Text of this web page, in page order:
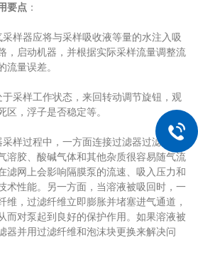
要点 ：
器应将与采样吸收液等量的水注入吸
，启动机器，并根据实际采样流量调整流
流量误差。
样工作状态，来回转动调节旋钮，观
区，浮子是否稳定等。
过程中，一方面连接过滤器过滤空
溶胶、酸碱气体和其他杂质很容易随气流
滤网上会影响隔膜泵的流速、吸入压力和
术性能。另一方面，当溶液被吸回时，一
维，过滤纤维立即膨胀并堵塞进气通道，
而对泵起到良好的保护作用。如果溶液被
器并用过滤纤维和泡沫块更换来解决问